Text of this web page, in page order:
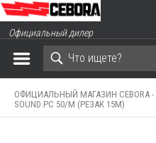
Официальный дилер
ОФИЦИАЛЬНЫЙ МАГАЗИН CEBORA -
SOUND PC 50/М (РЕЗАК 15М)